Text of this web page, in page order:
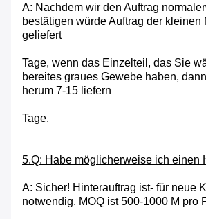
A: Nachdem wir den Auftrag
bestätigen würde Auftrag der kleinen
geliefert
Tage, wenn das Einzelteil, das Sie
bereites graues Gewebe haben,
herum 7-15 liefern
Tage.
5.Q: Habe möglicherweise ich einen
A: Sicher! Hinterauftrag ist- für neue
notwendig. MOQ ist 500-1000 M pro